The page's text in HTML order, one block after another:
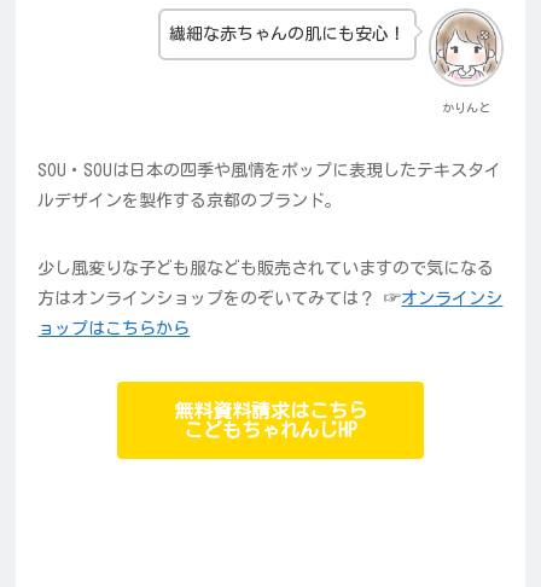
かりんと
繊細な赤ちゃんの肌にも安心！
SOU・SOUは日本の四季や風情をポップに表現したテキスタイ
ルデザインを製作する京都のブランド。
少し風変りな子ども服なども販売されていますので気になる
方はオンラインショップをのぞいてみては？ ☞オンラインシ
ョップはこちらから
無料資料請求はこちら
こどもちゃれんじHP